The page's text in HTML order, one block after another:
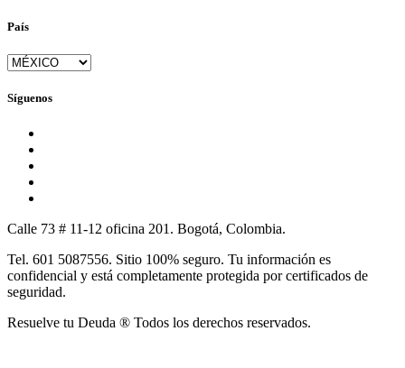
País
Síguenos
Calle 73 # 11-12 oficina 201. Bogotá, Colombia.
Tel. 601 5087556. Sitio 100% seguro. Tu información es
confidencial y está completamente protegida por certificados de
seguridad.
Resuelve tu Deuda ® Todos los derechos reservados.